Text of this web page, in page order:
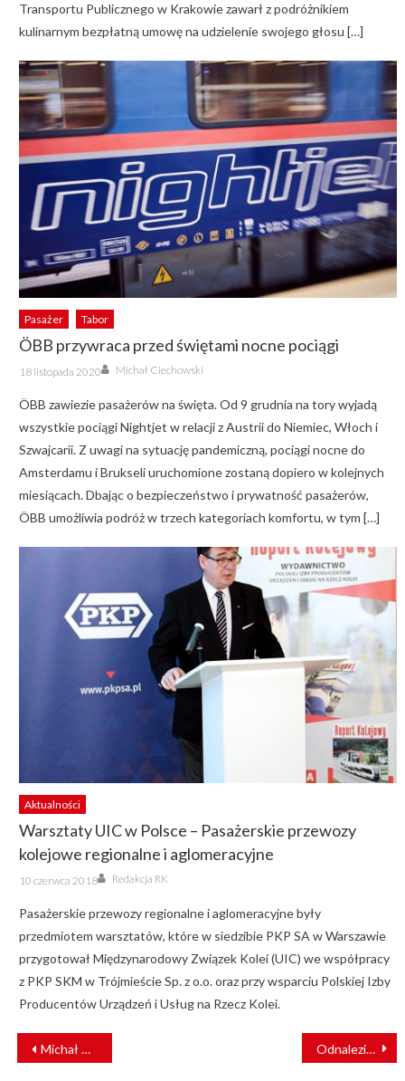
Transportu Publicznego w Krakowie zawarł z podróżnikiem
kulinarnym bezpłatną umowę na udzielenie swojego głosu […]
Pasażer Tabor
ÖBB przywraca przed świętami nocne pociągi
Posted
on
18 listopada 2020 Author
Michał Ciechowski
ÖBB zawiezie pasażerów na święta. Od 9 grudnia na tory wyjadą
wszystkie pociągi Nightjet w relacji z Austrii do Niemiec, Włoch i
Szwajcarii. Z uwagi na sytuację pandemiczną, pociągi nocne do
Amsterdamu i Brukseli uruchomione zostaną dopiero w kolejnych
miesiącach. Dbając o bezpieczeństwo i prywatność pasażerów,
ÖBB umożliwia podróż w trzech kategoriach komfortu, w tym […]
Aktualności
Warsztaty UIC w Polsce – Pasażerskie przewozy
kolejowe regionalne i aglomeracyjne
Posted
on
10 czerwca 2018 Author
Redakcja RK
Pasażerskie przewozy regionalne i aglomeracyjne były
przedmiotem warsztatów, które w siedzibie PKP SA w Warszawie
przygotował Międzynarodowy Związek Kolei (UIC) we współpracy
z PKP SKM w Trójmieście Sp. z o.o. oraz przy wsparciu Polskiej Izby
Producentów Urządzeń i Usług na Rzecz Kolei.
NAWIGACJA
WPISU
Michał Putkiewicz powołany na kolejne 3 lata Odnaleziono zaginioną 13-latkę